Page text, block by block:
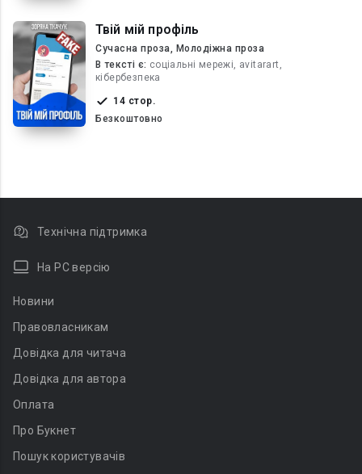
Твій мій профіль
Сучасна проза, Молодіжна проза
В текcті є: соціальні мережі, avitarart,
кібербезпека
14 стор.
Безкоштовно
Технічна підтримка
На PC версію
Новини
Правовласникам
Довідка для читача
Довідка для автора
Оплата
Про Букнет
Пошук користувачів